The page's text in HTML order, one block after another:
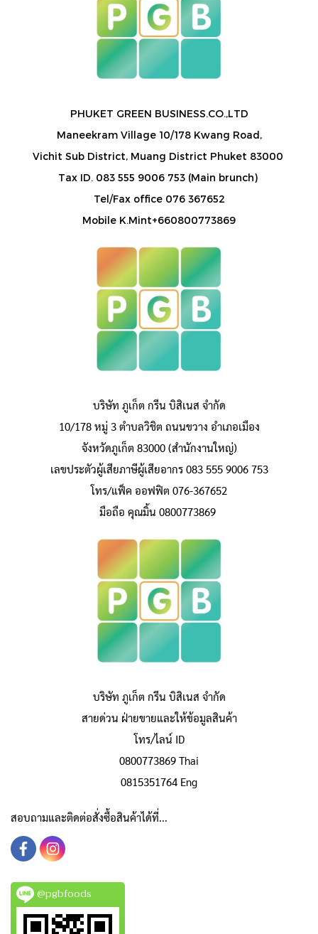
PHUKET GREEN BUSINESS.CO.,LTD
Maneekram Village 10/178 Kwang Road,
Vichit Sub District, Muang District Phuket 83000
Tax ID. 083 555 9006 753 (Main brunch)
Tel/Fax office 076 367652
Mobile K.Mint+660800773869
บริษัท ภูเก็ต กรีน บิสิเนส จำกัด
10/178 หมู่ 3 ตำบลวิชิต ถนนขวาง อำเภอเมือง
จังหวัดภูเก็ต 83000 (สำนักงานใหญ่)
เลขประตัวผู้เสียภาษีผู้เสียอากร 083 555 9006 753
โทร/แฟ็ค ออฟฟิต 076-367652
มือถือ คุณมิ้น 0800773869
บริษัท ภูเก็ต กรีน บิสิเนส จำกัด
สายด่วน ฝ่ายขายและให้ข้อมูลสินค้า
โทร/ไลน์ ID
0800773869 Thai
0815351764 Eng
สอบถามและติดต่อสั่งซื้อสินค้าได้ที่...
@pgbfoods